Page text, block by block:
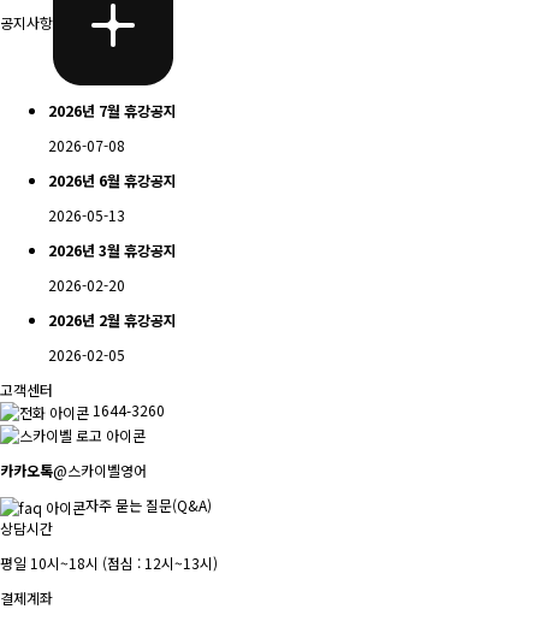
공지사항
2026년 7월 휴강공지
2026-07-08
2026년 6월 휴강공지
2026-05-13
2026년 3월 휴강공지
2026-02-20
2026년 2월 휴강공지
2026-02-05
고객센터
1644-3260
카카오톡@스카이벨영어
자주 묻는 질문(Q&A)
상담시간
평일 10시~18시 (점심 : 12시~13시)
결제계좌